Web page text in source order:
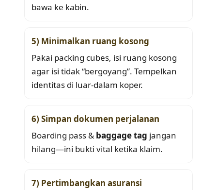
bawa ke kabin.
5) Minimalkan ruang kosong
Pakai packing cubes, isi ruang kosong
agar isi tidak “bergoyang”. Tempelkan
identitas di luar-dalam koper.
6) Simpan dokumen perjalanan
Boarding pass & baggage tag jangan
hilang—ini bukti vital ketika klaim.
7) Pertimbangkan asuransi